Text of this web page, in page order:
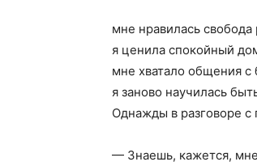
мне нравилась
я ценила спокойный
мне хватало общения
я заново научилась
Однажды в разговоре с
— Знаешь, кажется,